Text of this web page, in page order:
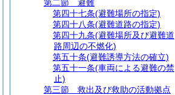
第二節
避難
第四十七条(避難場所の指定)
第四十八条(避難道路の指定)
第四十九条(避難場所及び避難道
路周辺の不燃化)
第五十条(避難誘導方法の確立)
第五十一条(車両による避難の禁
止)
第三節
救出及び救助の活動拠点